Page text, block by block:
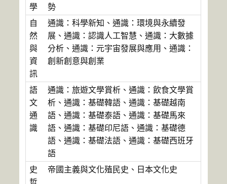
學
勢
自
然
與
資
訊
通識：科學新知、通識：環境與永續發
展、通識：認識人工智慧、通識：大數據
分析、通識：元宇宙發展與應用、通識：
創新創意與創業
語
文
通
識
通識：旅遊文學賞析、通識：飲食文學賞
析、通識：基礎韓語、通識：基礎越南
語、通識：基礎泰語、通識：基礎馬來
語、通識：基礎印尼語、通識：基礎德
語、通識：基礎法語、通識：基礎西班牙
語
史
哲
帝國主義與文化殖民史、日本文化史